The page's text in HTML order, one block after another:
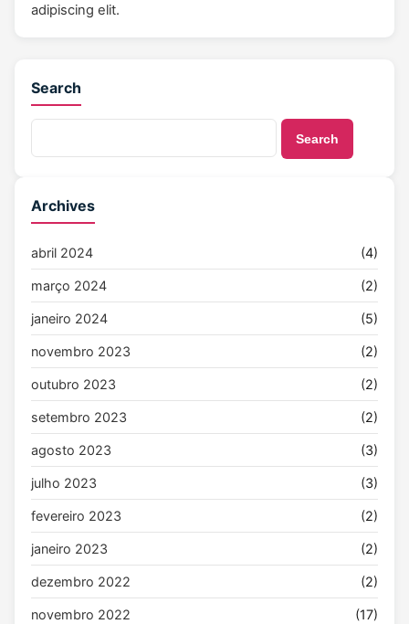
adipiscing elit.
Search
Search
Archives
abril 2024 (4)
março 2024 (2)
janeiro 2024 (5)
novembro 2023 (2)
outubro 2023 (2)
setembro 2023 (2)
agosto 2023 (3)
julho 2023 (3)
fevereiro 2023 (2)
janeiro 2023 (2)
dezembro 2022 (2)
novembro 2022 (17)